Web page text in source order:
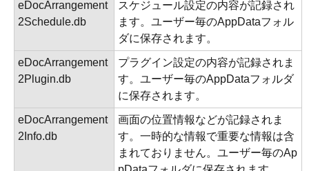
eDocArrangement
2Schedule.db
スケジュール設定の内容が記録され
ます。ユーザー毎のAppDataフォル
ダに保存されます。
eDocArrangement
2Plugin.db
プラグイン設定の内容が記録されま
す。ユーザー毎のAppDataフォルダ
に保存されます。
eDocArrangement
2Info.db
画面の位置情報などが記録されま
す。一時的な情報で重要な情報は含
まれておりません。ユーザー毎のAp